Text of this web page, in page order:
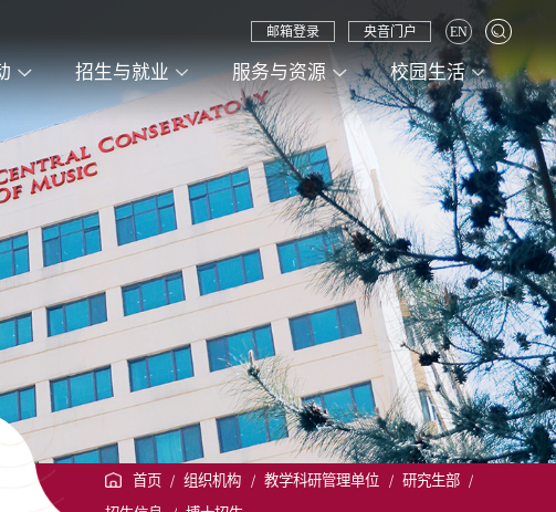
招生与就业 服务与资源 校园生活
邮箱登录 央音门户 EN
首页 / 组织机构 / 教学科研管理单位 / 研究生部 /